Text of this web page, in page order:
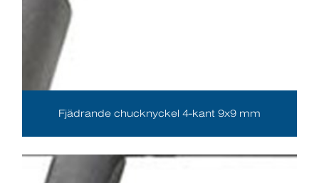
Fjädrande chucknyckel 4-kant 9x9 mm